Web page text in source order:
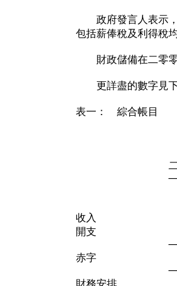
政府發言人表示，
包括薪俸稅及利得稅
財政儲備在二零零
更詳盡的數字見下
表一： 綜合帳目
截至
六月
二零零九
港幣百萬
收入
開支
赤字